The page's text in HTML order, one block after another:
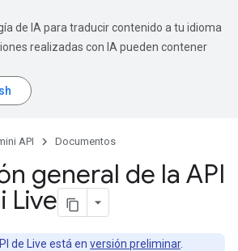
de IA para traducir contenido a tu idioma
realizadas con IA pueden contener
API Documentos
general de la API
Live
de Live está en versión preliminar.